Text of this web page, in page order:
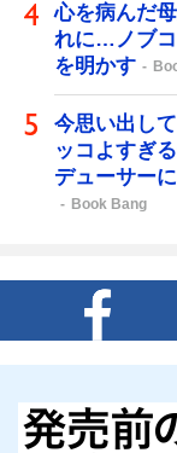
心を病んだ
れに…ノブコ
を明かす
今思い出し
ッコよすぎ
デューサー
Book Bang